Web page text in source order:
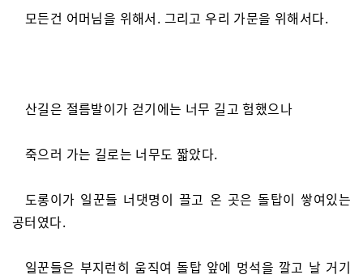
모든건 어머님을 위해서. 그리고 우리 가문을 위해서다.
산길은 절름발이가 걷기에는 너무 길고 험했으나
죽으러 가는 길로는 너무도 짧았다.
도롱이가 일꾼들 너댓명이 끌고 온 곳은 돌탑이 쌓여있는
공터였다.
일꾼들은 부지런히 움직여 돌탑 앞에 멍석을 깔고 날 거기